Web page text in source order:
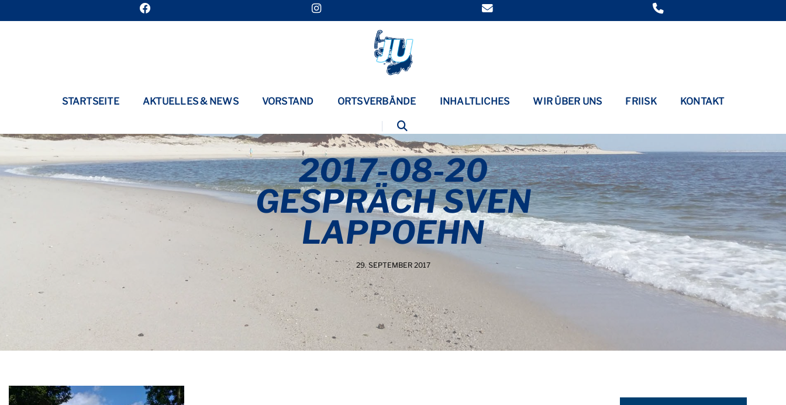
STARTSEITE AKTUELLES & NEWS VORSTAND ORTSVERBÄNDE INHALTLICHES WIR ÜBER UNS FRIISK KONTAKT
2017-08-20
GESPRÄCH SVEN
LAPPOEHN
29. SEPTEMBER 2017